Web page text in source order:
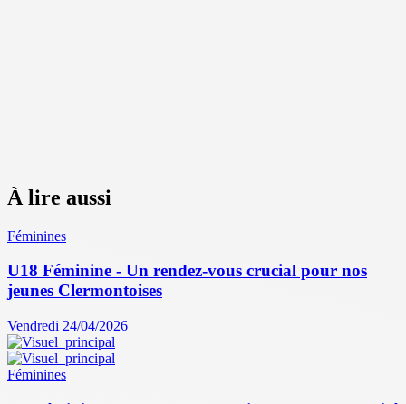
À lire aussi
Féminines
U18 Féminine - Un rendez-vous crucial pour nos
jeunes Clermontoises
Vendredi 24/04/2026
Féminines